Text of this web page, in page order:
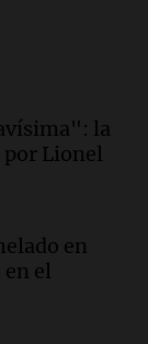
SUBE y
Buenosla
por Lionel
en
el